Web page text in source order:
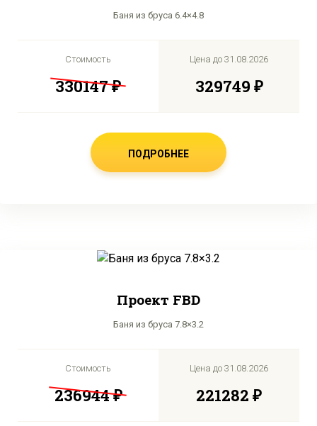
Баня из бруса 6.4×4.8
Стоимость
330147 ₽
Цена до 31.08.2026
329749 ₽
ПОДРОБНЕЕ
Проект FBD
Баня из бруса 7.8×3.2
Стоимость
236944 ₽
Цена до 31.08.2026
221282 ₽